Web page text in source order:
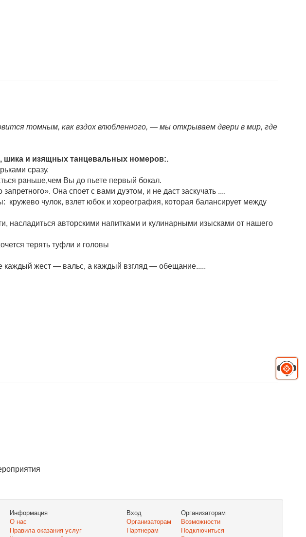
томным, как вздох влюбленного, — мы открываем двери в мир, где
шика и изящных танцевальных номеров:.
сразу.
раньше,чем Вы до пьете первый бокал.
Она споет с вами дуэтом, и не даст заскучать ....
чулок, взлет юбок и хореография, которая балансирует между
авторскими напитками и кулинарными изысками от нашего
терять туфли и головы
каждый жест — вальс, а каждый взгляд — обещание.....
Информация
О нас
Правила оказания услуг
Вход
Организаторам
Партнерам
Организаторам
Возможности
Подключиться